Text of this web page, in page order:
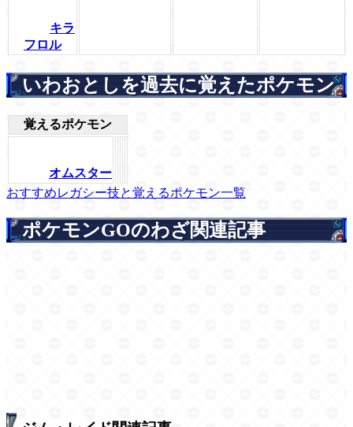
キラ
フロル
いわおとしを過去に覚えたポケモン
覚えるポケモン
オムスター
おすすめレガシー技と覚えるポケモン一覧
ポケモンGOのわざ関連記事